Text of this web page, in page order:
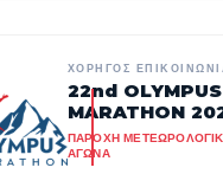
ΧΟΡΗΓΟΣ
22nd OLYMPUS
MARATHON
ΠΑΡΟΧΗ
ΑΓΩΝΑ